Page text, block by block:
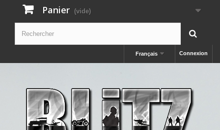
Panier (vide)
Connexion
Français